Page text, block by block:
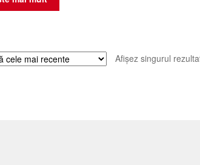
Afișez singurul